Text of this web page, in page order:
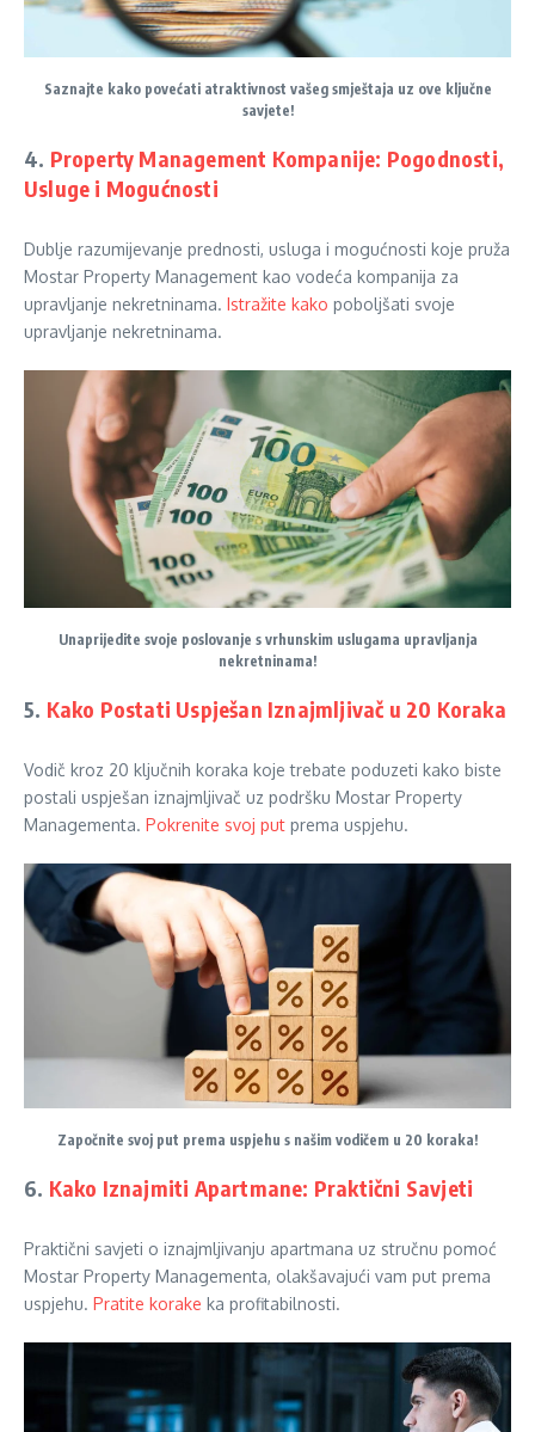
Saznajte kako povećati atraktivnost vašeg smještaja uz ove ključne
savjete!
4. Property Management Kompanije: Pogodnosti,
Usluge i Mogućnosti
Dublje razumijevanje prednosti, usluga i mogućnosti koje pruža
Mostar Property Management kao vodeća kompanija za
upravljanje nekretninama. Istražite kako poboljšati svoje
upravljanje nekretninama.
Unaprijedite svoje poslovanje s vrhunskim uslugama upravljanja
nekretninama!
5. Kako Postati Uspješan Iznajmljivač u 20 Koraka
Vodič kroz 20 ključnih koraka koje trebate poduzeti kako biste
postali uspješan iznajmljivač uz podršku Mostar Property
Managementa. Pokrenite svoj put prema uspjehu.
Započnite svoj put prema uspjehu s našim vodičem u 20 koraka!
6. Kako Iznajmiti Apartmane: Praktični Savjeti
Praktični savjeti o iznajmljivanju apartmana uz stručnu pomoć
Mostar Property Managementa, olakšavajući vam put prema
uspjehu. Pratite korake ka profitabilnosti.